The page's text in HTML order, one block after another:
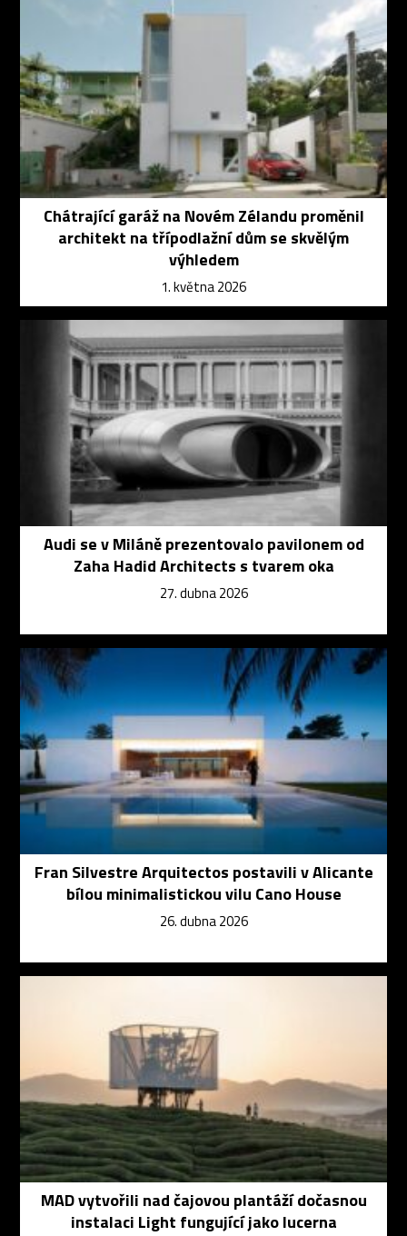
Chátrající garáž na Novém Zélandu proměnil
architekt na třípodlažní dům se skvělým
výhledem
1. května 2026
Audi se v Miláně prezentovalo pavilonem od
Zaha Hadid Architects s tvarem oka
27. dubna 2026
Fran Silvestre Arquitectos postavili v Alicante
bílou minimalistickou vilu Cano House
26. dubna 2026
MAD vytvořili nad čajovou plantáží dočasnou
instalaci Light fungující jako lucerna